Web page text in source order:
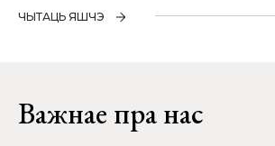
ЧЫТАЦЬ ЯШЧЭ
Важнае пра нас